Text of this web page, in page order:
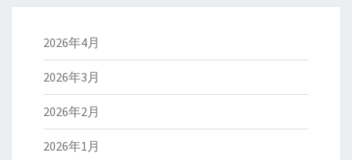
2026年4月
2026年3月
2026年2月
2026年1月